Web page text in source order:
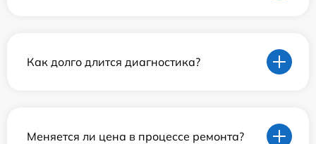
Как долго длится диагностика?
Меняется ли цена в процессе ремонта?